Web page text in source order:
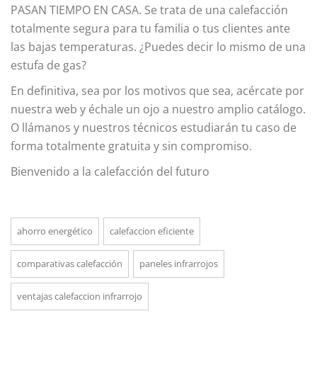
PASAN TIEMPO EN CASA. Se trata de una calefacción
totalmente segura para tu familia o tus clientes ante
las bajas temperaturas. ¿Puedes decir lo mismo de una
estufa de gas?
En definitiva, sea por los motivos que sea, acércate por
nuestra web y échale un ojo a nuestro amplio catálogo.
O llámanos y nuestros técnicos estudiarán tu caso de
forma totalmente gratuita y sin compromiso.
Bienvenido a la calefacción del futuro
ahorro energético calefaccion eficiente
comparativas calefacción paneles infrarrojos
ventajas calefaccion infrarrojo